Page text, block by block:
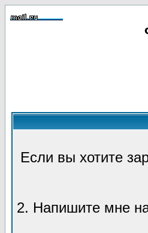
Если вы хотите
2. Напишите мне